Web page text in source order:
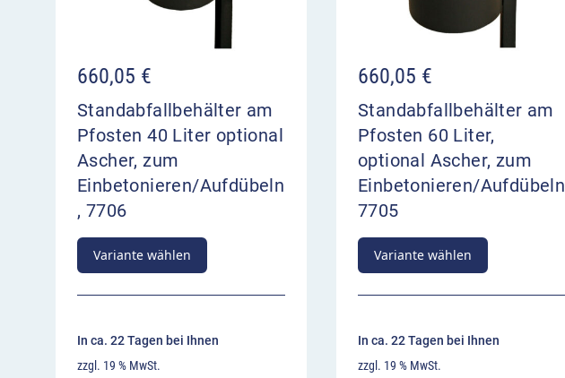
660,05 €
Standabfallbehälter am
Pfosten 40 Liter optional
Ascher, zum
Einbetonieren/Aufdübeln
, 7706
Variante wählen
In ca. 22 Tagen bei Ihnen
zzgl. 19 % MwSt.
660,05 €
Standabfallbehälter am
Pfosten 60 Liter,
optional Ascher, zum
Einbetonieren/Aufdübeln
7705
Variante wählen
In ca. 22 Tagen bei Ihnen
zzgl. 19 % MwSt.